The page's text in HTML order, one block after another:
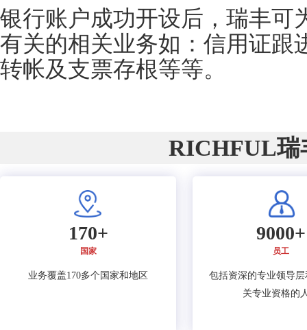
银行账户成功开设后，瑞丰可
有关的相关业务如：信用证跟
转帐及支票存根等等。
RICHFUL瑞
170+
国家
业务覆盖170多个国家和地区
9000+
员工
包括资深的专业领导
关专业资格的